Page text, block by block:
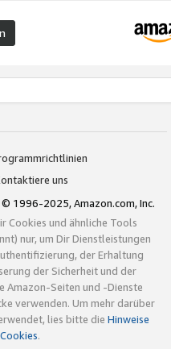
uns
© 1996-2025, Amazon.com, Inc.
Cookies und ähnliche Tools
nur, um Dir Dienstleistungen
der Erhaltung
der Sicherheit und der
Amazon-Seiten und -Dienste
verwenden. Um mehr darüber
lies bitte die Hinweise
.